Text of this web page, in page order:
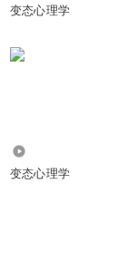
变态心理学
变态心理学